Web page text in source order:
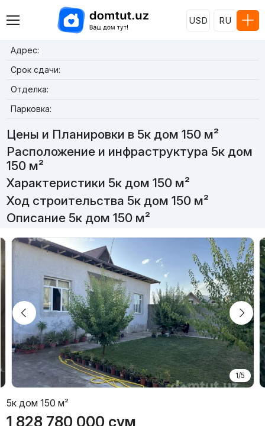
USD RU
Адрес:
Срок сдачи:
Отделка:
Парковка:
Цены и Планировки в 5к дом 150 м²
Расположение и инфраструктура 5к дом
150 м²
Характеристики 5к дом 150 м²
Ход строительства 5к дом 150 м²
Описание 5к дом 150 м²
1/5
5к дом 150 м²
1 828 780 000 сум